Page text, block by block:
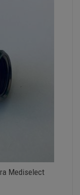
Mediselect